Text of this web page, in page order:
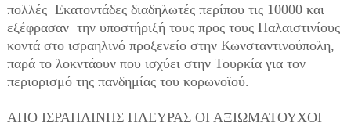
πολλές Εκατοντάδες διαδηλωτές περίπου τις 10000 και
εξέφρασαν την υποστήριξή τους προς τους Παλαιστινίους
κοντά στο ισραηλινό προξενείο στην Κωνσταντινούπολη,
παρά το λοκντάουν που ισχύει στην Τουρκία για τον
περιορισμό της πανδημίας του κορωνοϊού.
ΑΠΟ ΙΣΡΑΗΛΙΝΗΣ ΠΛΕΥΡΑΣ ΟΙ ΑΞΙΩΜΑΤΟΥΧΟΙ